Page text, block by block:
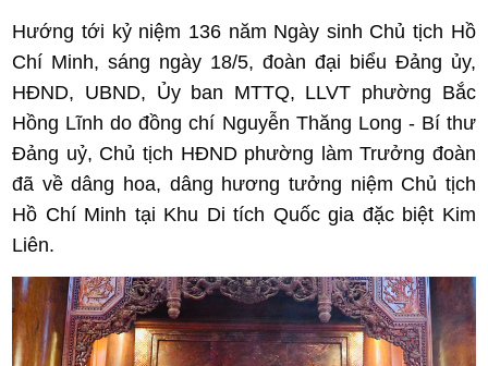
Hướng tới kỷ niệm 136 năm Ngày sinh Chủ tịch Hồ
Chí Minh, sáng ngày 18/5, đoàn đại biểu Đảng ủy,
HĐND, UBND, Ủy ban MTTQ, LLVT phường Bắc
Hồng Lĩnh do đồng chí Nguyễn Thăng Long - Bí thư
Đảng uỷ, Chủ tịch HĐND phường làm Trưởng đoàn
đã về dâng hoa, dâng hương tưởng niệm Chủ tịch
Hồ Chí Minh tại Khu Di tích Quốc gia đặc biệt Kim
Liên.